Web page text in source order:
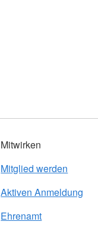
Mitwirken
Mitglied werden
Aktiven Anmeldung
Ehrenamt